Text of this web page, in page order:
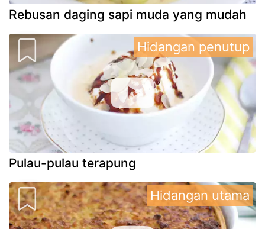
Rebusan daging sapi muda yang mudah
Pulau-pulau terapung
Hidangan penutup
Hidangan utama